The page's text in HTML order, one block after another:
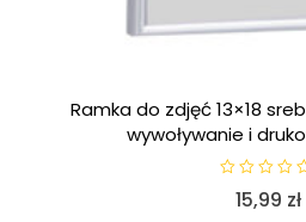
Ramka do zdjęć 13×18
wywoływanie i
15,99 zł